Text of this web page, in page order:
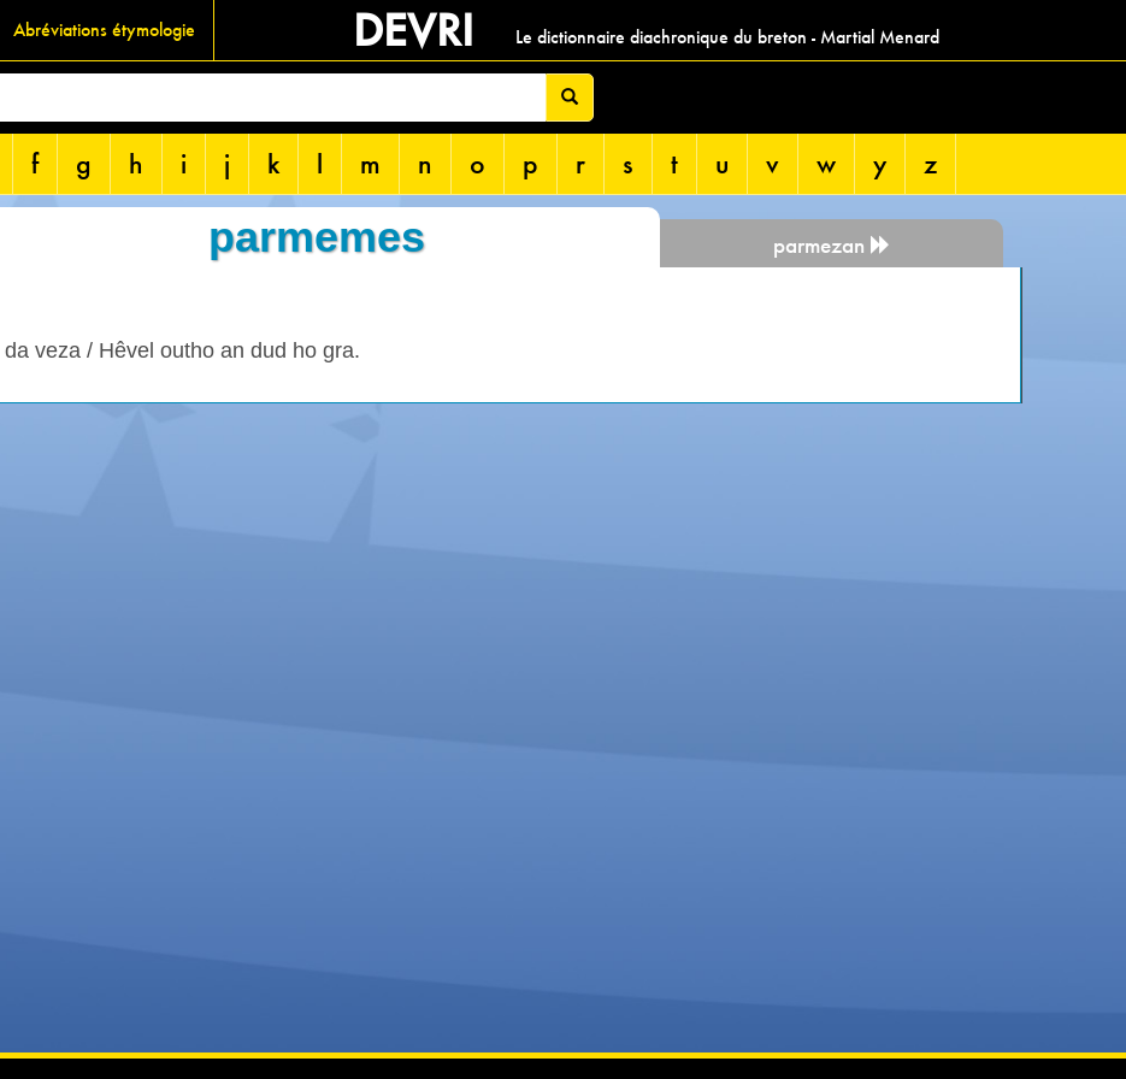
Abréviations étymologie DEVRI Le dictionnaire diachronique du breton - Martial Menard
f g h i j k l m n o p r s t u v w y z
parmemes parmezan
da veza / Hêvel outho an dud ho gra.